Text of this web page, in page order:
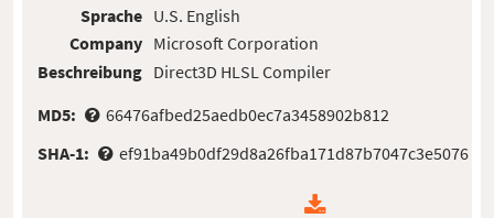
Sprache
Company
Beschreibung
U.S. English
Microsoft Corporation
Direct3D HLSL Compiler
MD5:
66476afbed25aedb0ec7a3458902b812
SHA-1:
ef91ba49b0df29d8a26fba171d87b7047c3e5076